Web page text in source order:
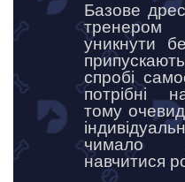
Базове
уникнути
спробі
потрібні
тому
чимало
навчитися